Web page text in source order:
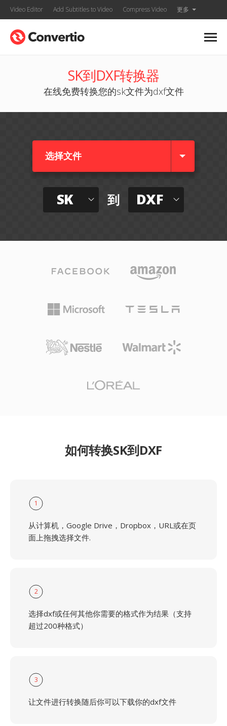
Video Editor Add Subtitles to Video Compress Video 更多
SK到DXF转换器
在线免费转换您的sk文件为dxf文件
选择文件
SK 到 DXF
如何转换SK到DXF
1
从计算机，Google Drive，Dropbox，URL或在页
面上拖拽选择文件.
2
选择dxf或任何其他你需要的格式作为结果（支持
超过200种格式）
3
让文件进行转换随后你可以下载你的dxf文件